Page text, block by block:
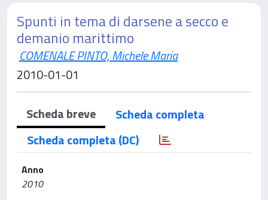
Spunti in tema di darsene a secco e
demanio marittimo
COMENALE PINTO, Michele Maria
2010-01-01
Scheda breve
Scheda completa
Scheda completa (DC)
Anno
2010